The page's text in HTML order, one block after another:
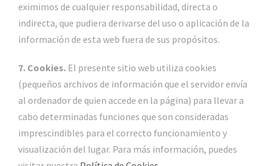
eximimos de cualquier responsabilidad, directa o
indirecta, que pudiera derivarse del uso o aplicación de la
información de esta web fuera de sus propósitos.
7. Cookies. El presente sitio web utiliza cookies
(pequeños archivos de información que el servidor envía
al ordenador de quien accede en la página) para llevar a
cabo determinadas funciones que son consideradas
imprescindibles para el correcto funcionamiento y
visualización del lugar. Para más información, puedes